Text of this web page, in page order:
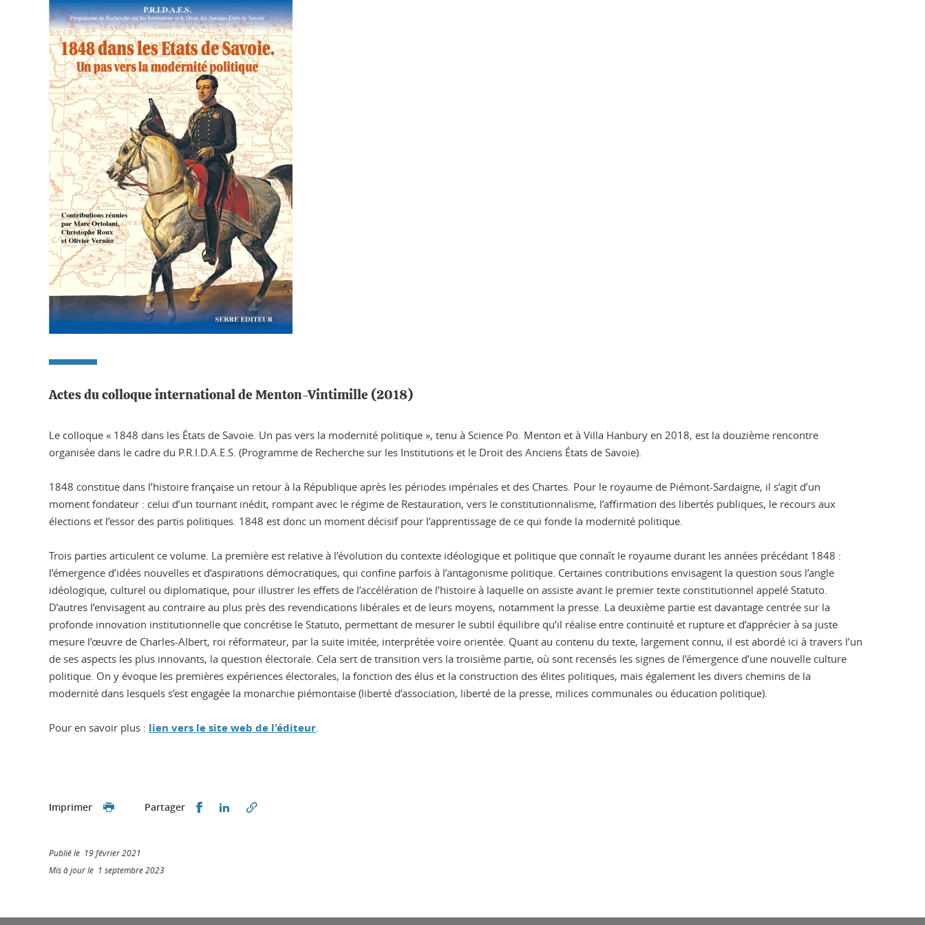
Actes du colloque international de Menton-Vintimille (2018)
Le colloque « 1848 dans les États de Savoie. Un pas vers la modernité politique », tenu à Science Po. Menton et à Villa Hanbury en 2018, est la douzième rencontre
organisée dans le cadre du P.R.I.D.A.E.S. (Programme de Recherche sur les Institutions et le Droit des Anciens États de Savoie).
1848 constitue dans l’histoire française un retour à la République après les périodes impériales et des Chartes. Pour le royaume de Piémont-Sardaigne, il s’agit d’un
moment fondateur : celui d’un tournant inédit, rompant avec le régime de Restauration, vers le constitutionnalisme, l’affirmation des libertés publiques, le recours aux
élections et l’essor des partis politiques. 1848 est donc un moment décisif pour l’apprentissage de ce qui fonde la modernité politique.
Trois parties articulent ce volume. La première est relative à l’évolution du contexte idéologique et politique que connaît le royaume durant les années précédant 1848 :
l’émergence d’idées nouvelles et d’aspirations démocratiques, qui confine parfois à l’antagonisme politique. Certaines contributions envisagent la question sous l’angle
idéologique, culturel ou diplomatique, pour illustrer les effets de l’accélération de l’histoire à laquelle on assiste avant le premier texte constitutionnel appelé Statuto.
D’autres l’envisagent au contraire au plus près des revendications libérales et de leurs moyens, notamment la presse. La deuxième partie est davantage centrée sur la
profonde innovation institutionnelle que concrétise le Statuto, permettant de mesurer le subtil équilibre qu’il réalise entre continuité et rupture et d’apprécier à sa juste
mesure l’œuvre de Charles-Albert, roi réformateur, par la suite imitée, interprétée voire orientée. Quant au contenu du texte, largement connu, il est abordé ici à travers l’un
de ses aspects les plus innovants, la question électorale. Cela sert de transition vers la troisième partie, où sont recensés les signes de l’émergence d’une nouvelle culture
politique. On y évoque les premières expériences électorales, la fonction des élus et la construction des élites politiques, mais également les divers chemins de la
modernité dans lesquels s’est engagée la monarchie piémontaise (liberté d’association, liberté de la presse, milices communales ou éducation politique).
Pour en savoir plus : lien vers le site web de l'éditeur.
Imprimer Partager Partager sur Facebook
Partager sur LinkedIn
Publié le 19 février 2021
Mis à jour le 1 septembre 2023